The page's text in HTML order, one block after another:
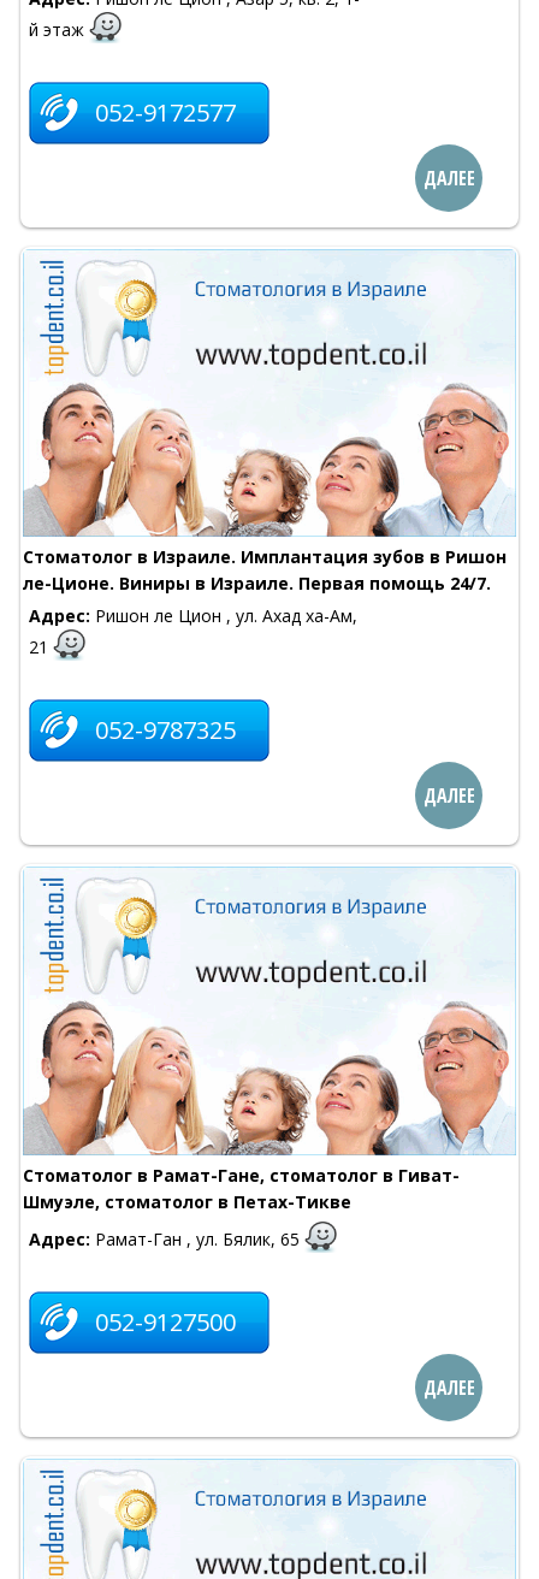
й этаж
052-9172577
ДАЛЕЕ
Стоматолог в Израиле. Имплантация зубов в Ришон
ле-Ционе. Виниры в Израиле. Первая помощь 24/7.
Адрес: Ришон ле Цион , ул. Ахад ха-Ам,
21
052-9787325
ДАЛЕЕ
Стоматолог в Рамат-Гане, стоматолог в Гиват-
Шмуэле, стоматолог в Петах-Тикве
Адрес: Рамат-Ган , ул. Бялик, 65
052-9127500
ДАЛЕЕ